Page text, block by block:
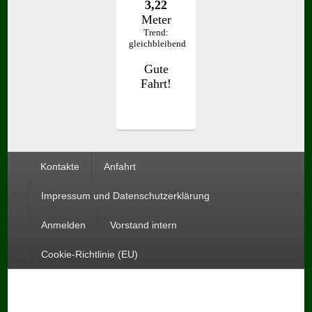
Kontakte Anfahrt
Impressum und Datenschutzerklärung
Anmelden Vorstand intern
Cookie-Richtlinie (EU)